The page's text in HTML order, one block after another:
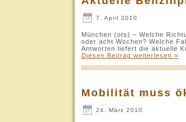
7. April 2010
München (ots) – Welche
oder acht Wochen? Welche
Antworten liefert die aktuelle
Diesen Beitrag weiterlesen »
Mobilität muss
24. März 2010